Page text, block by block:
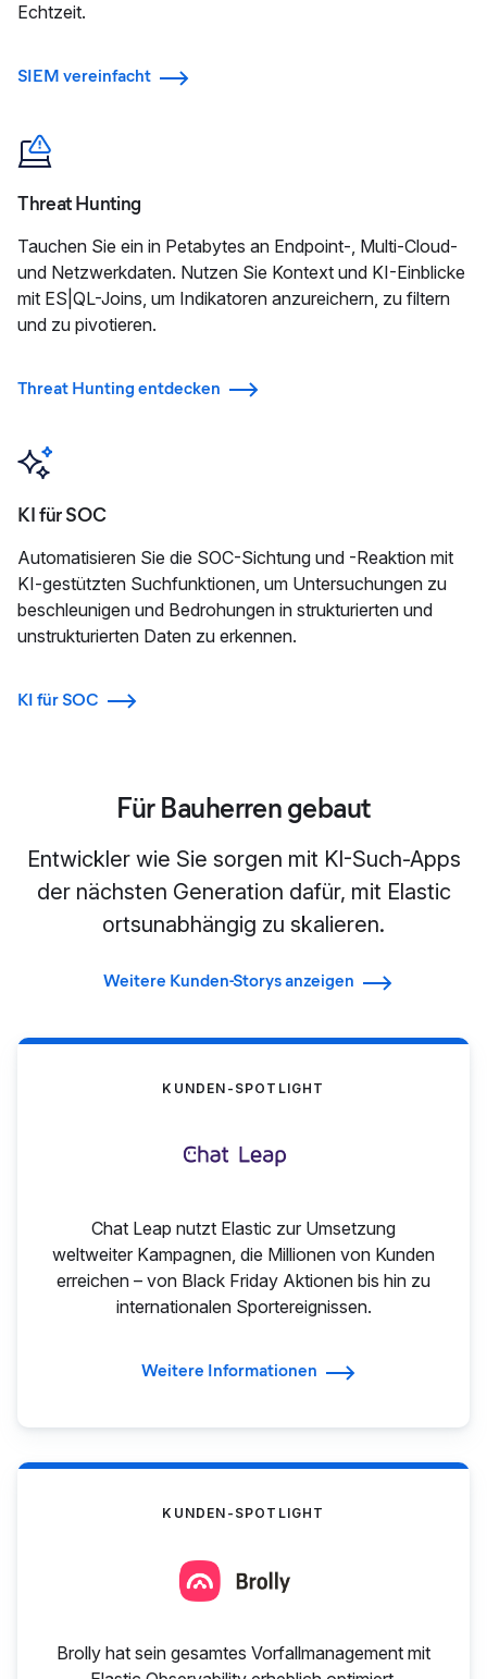
Echtzeit.
SIEM vereinfacht
Threat Hunting
Tauchen Sie ein in Petabytes an Endpoint-, Multi-Cloud-
und Netzwerkdaten. Nutzen Sie Kontext und KI-Einblicke
mit ES|QL-Joins, um Indikatoren anzureichern, zu filtern
und zu pivotieren.
Threat Hunting entdecken
KI für SOC
Automatisieren Sie die SOC-Sichtung und -Reaktion mit
KI-gestützten Suchfunktionen, um Untersuchungen zu
beschleunigen und Bedrohungen in strukturierten und
unstrukturierten Daten zu erkennen.
KI für SOC
Für Bauherren gebaut
Entwickler wie Sie sorgen mit KI-Such-Apps
der nächsten Generation dafür, mit Elastic
ortsunabhängig zu skalieren.
Weitere Kunden-Storys anzeigen
KUNDEN-SPOTLIGHT
Chat Leap nutzt Elastic zur Umsetzung
weltweiter Kampagnen, die Millionen von Kunden
erreichen – von Black Friday Aktionen bis hin zu
internationalen Sportereignissen.
Weitere Informationen
KUNDEN-SPOTLIGHT
Brolly hat sein gesamtes Vorfallmanagement mit